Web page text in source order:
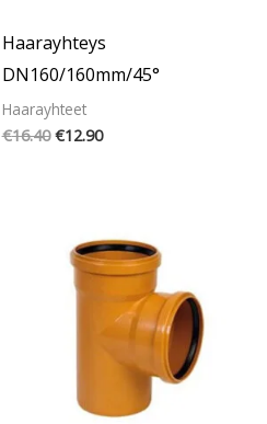
Haarayhteys
DN160/160mm/45°
Haarayhteet
€16.40 €12.90